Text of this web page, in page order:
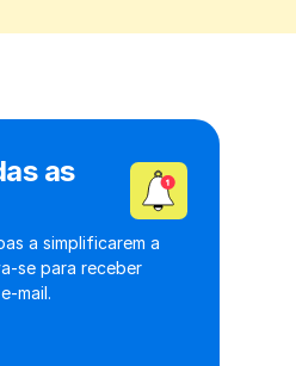
as
a simplificarem a
se para receber
mail.